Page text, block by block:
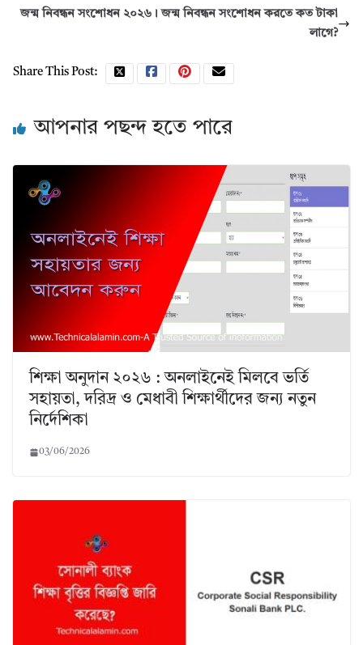
জন্ম নিবন্ধন সংশোধন ২০২৬। জন্ম নিবন্ধন সংশোধন করতে কত টাকা
লাগে?
Share This Post:
আপনার পছন্দ হতে পারে
শিক্ষা অনুদান ২০২৬ : অনলাইনেই মিলবে ভর্তি
সহায়তা, দরিদ্র ও মেধাবী শিক্ষার্থীদের জন্য নতুন
নির্দেশিকা
03/06/2026